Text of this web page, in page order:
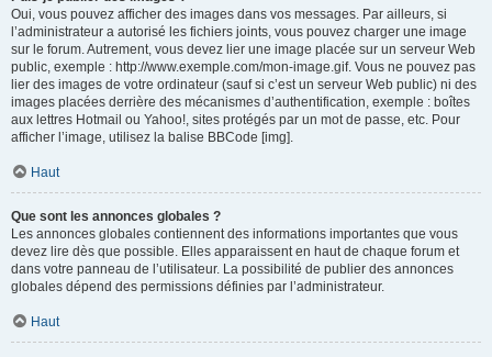
Oui, vous pouvez afficher des images dans vos messages. Par ailleurs, si
l’administrateur a autorisé les fichiers joints, vous pouvez charger une image
sur le forum. Autrement, vous devez lier une image placée sur un serveur Web
public, exemple : http://www.exemple.com/mon-image.gif. Vous ne pouvez pas
lier des images de votre ordinateur (sauf si c’est un serveur Web public) ni des
images placées derrière des mécanismes d’authentification, exemple : boîtes
aux lettres Hotmail ou Yahoo!, sites protégés par un mot de passe, etc. Pour
afficher l’image, utilisez la balise BBCode [img].
Haut
Que sont les annonces globales ?
Les annonces globales contiennent des informations importantes que vous
devez lire dès que possible. Elles apparaissent en haut de chaque forum et
dans votre panneau de l’utilisateur. La possibilité de publier des annonces
globales dépend des permissions définies par l’administrateur.
Haut